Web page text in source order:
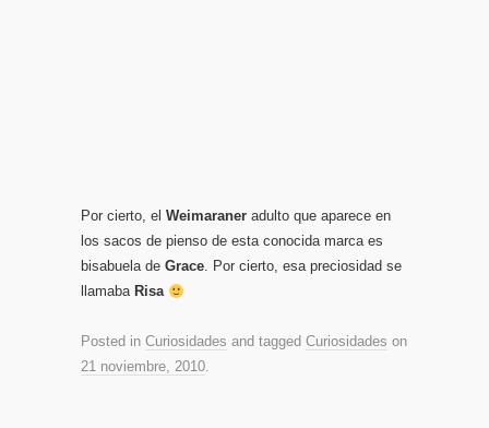
Por cierto, el Weimaraner adulto que aparece en
los sacos de pienso de esta conocida marca es
bisabuela de Grace. Por cierto, esa preciosidad se
llamaba Risa
Posted in Curiosidades and tagged Curiosidades on
21 noviembre, 2010.